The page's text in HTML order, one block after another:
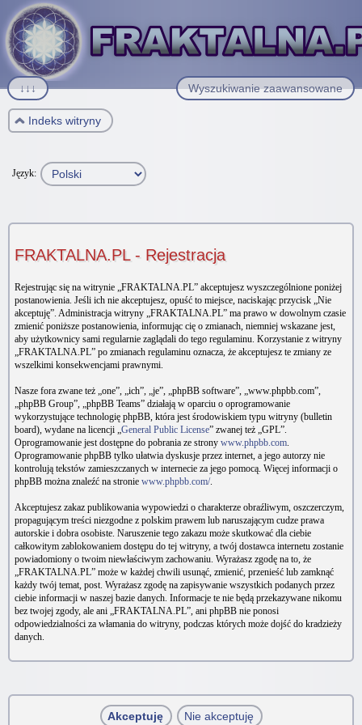
Wyszukiwanie zaawansowane
↓↓↓
Indeks witryny
Język:
FRAKTALNA.PL - Rejestracja
Rejestrując się na witrynie „FRAKTALNA.PL” akceptujesz wyszczególnione poniżej
postanowienia. Jeśli ich nie akceptujesz, opuść to miejsce, naciskając przycisk „Nie
akceptuję”. Administracja witryny „FRAKTALNA.PL” ma prawo w dowolnym czasie
zmienić poniższe postanowienia, informując cię o zmianach, niemniej wskazane jest,
aby użytkownicy sami regularnie zaglądali do tego regulaminu. Korzystanie z witryny
„FRAKTALNA.PL” po zmianach regulaminu oznacza, że akceptujesz te zmiany ze
wszelkimi konsekwencjami prawnymi.
Nasze fora zwane też „one”, „ich”, „je”, „phpBB software”, „www.phpbb.com”,
„phpBB Group”, „phpBB Teams” działają w oparciu o oprogramowanie
wykorzystujące technologię phpBB, która jest środowiskiem typu witryny (bulletin
board), wydane na licencji „General Public License” zwanej też „GPL”.
Oprogramowanie jest dostępne do pobrania ze strony www.phpbb.com.
Oprogramowanie phpBB tylko ułatwia dyskusje przez internet, a jego autorzy nie
kontrolują tekstów zamieszczanych w internecie za jego pomocą. Więcej informacji o
phpBB można znaleźć na stronie www.phpbb.com/.
Akceptujesz zakaz publikowania wypowiedzi o charakterze obraźliwym, oszczerczym,
propagującym treści niezgodne z polskim prawem lub naruszającym cudze prawa
autorskie i dobra osobiste. Naruszenie tego zakazu może skutkować dla ciebie
całkowitym zablokowaniem dostępu do tej witryny, a twój dostawca internetu zostanie
powiadomiony o twoim niewłaściwym zachowaniu. Wyrażasz zgodę na to, że
„FRAKTALNA.PL” może w każdej chwili usunąć, zmienić, przenieść lub zamknąć
każdy twój temat, post. Wyrażasz zgodę na zapisywanie wszystkich podanych przez
ciebie informacji w naszej bazie danych. Informacje te nie będą przekazywane nikomu
bez twojej zgody, ale ani „FRAKTALNA.PL”, ani phpBB nie ponosi
odpowiedzialności za włamania do witryny, podczas których może dojść do kradzieży
danych.